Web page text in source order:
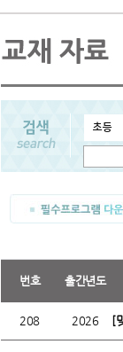
번호 출간년도
208 2026 [